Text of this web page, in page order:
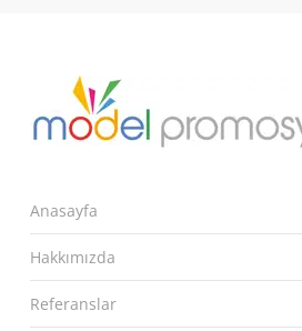
Anasayfa
Hakkımızda
Referanslar